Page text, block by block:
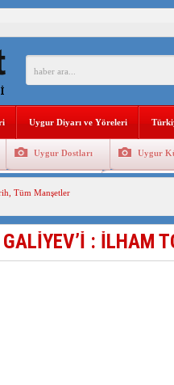
İLE DOĞU TÜRKİSTAN’DA
BAŞKANI AĞIRALİOĞLU :
BAŞKANI DOÇ.DR.KAAN : DOĞU
YARAMIZ : ÇİN İŞGALİNDEKİ
ÖVEN DİYANET
KATLİAMI MESAJİ : 05.07.2009
Uygur Diyarı ve Yöreleri
Uygur Dostları Uygur
Tüm Manşetler
: İLHAM